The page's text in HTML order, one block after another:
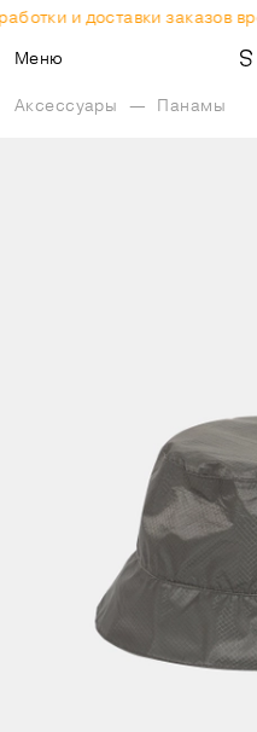
и доставки заказов
Меню
Аксессуары — Панамы